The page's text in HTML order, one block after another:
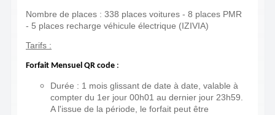
Nombre de places : 338 places voitures - 8 places PMR
- 5 places recharge véhicule électrique (IZIVIA)
Tarifs :
Forfait Mensuel QR code :
Durée : 1 mois glissant de date à date, valable à
compter du 1er jour 00h01 au dernier jour 23h59.
A l'issue de la période, le forfait peut être